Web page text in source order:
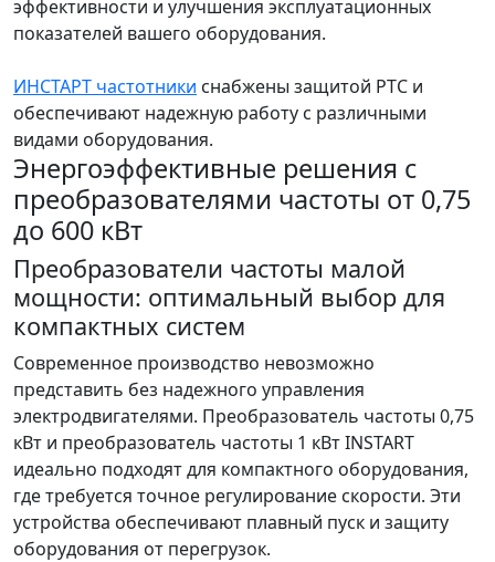
эффективности и улучшения эксплуатационных
показателей вашего оборудования.
ИНСТАРТ частотники снабжены защитой PTC и
обеспечивают надежную работу с различными
видами оборудования.
Энергоэффективные решения с
преобразователями частоты от 0,75
до 600 кВт
Преобразователи частоты малой
мощности: оптимальный выбор для
компактных систем
Современное производство невозможно
представить без надежного управления
электродвигателями. Преобразователь частоты 0,75
кВт и преобразователь частоты 1 кВт INSTART
идеально подходят для компактного оборудования,
где требуется точное регулирование скорости. Эти
устройства обеспечивают плавный пуск и защиту
оборудования от перегрузок.